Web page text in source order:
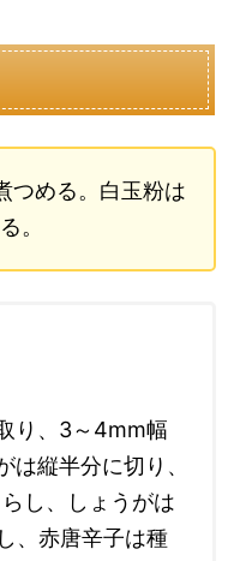
つめる。白玉粉は
。
り、3～4mm幅
は縦半分に切り、
し、しょうがは
、赤唐辛子は種